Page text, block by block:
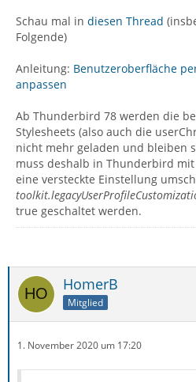
Schau mal in diesen Thread
Folgende)
Anleitung: Benutzeroberfläche
anpassen
Ab Thunderbird 78 werden die
Stylesheets (also auch die
nicht mehr geladen und bleiben
muss deshalb in Thunderbird
eine versteckte Einstellung
true geschaltet werden.
HomerB
Mitglied
1. November 2020 um 17:20